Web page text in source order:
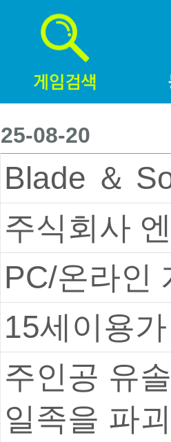
08-20
Blade ＆
주식회사
PC/온라인
15세이용가
주인공 유
일족을 파